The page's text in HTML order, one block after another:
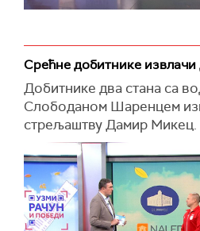
Срећне добитнике
Добитнике два стана са
Слободаном Шаренцем
стрељаштву Дамир Микец.